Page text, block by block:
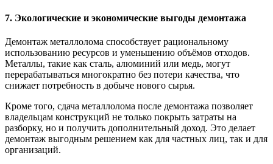
7. Экологические и экономические выгоды демонтажа
Демонтаж металлолома способствует рациональному
использованию ресурсов и уменьшению объёмов отходов.
Металлы, такие как сталь, алюминий или медь, могут
перерабатываться многократно без потери качества, что
снижает потребность в добыче нового сырья.
Кроме того, сдача металлолома после демонтажа позволяет
владельцам конструкций не только покрыть затраты на
разборку, но и получить дополнительный доход. Это делает
демонтаж выгодным решением как для частных лиц, так и для
организаций.